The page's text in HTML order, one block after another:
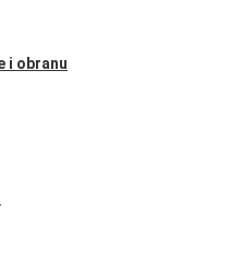
i obranu